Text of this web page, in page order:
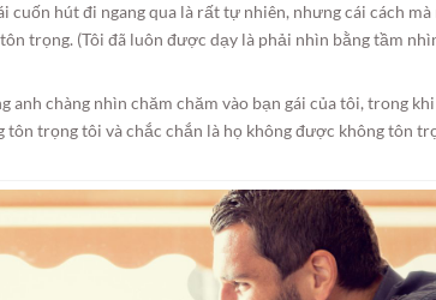
hút đi ngang qua là rất tự nhiên, nhưng cái cách mà
trọng. (Tôi đã luôn được dạy là phải nhìn bằng tầm
chàng nhìn chăm chăm vào bạn gái của tôi, trong
tôn trọng tôi và chắc chắn là họ không được không tôn